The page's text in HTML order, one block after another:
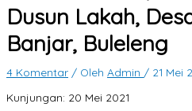
Dusun Lakah,
Banjar, Buleleng
4 Komentar / Oleh Admin / 21 Mei
Kunjungan: 20 Mei 2021